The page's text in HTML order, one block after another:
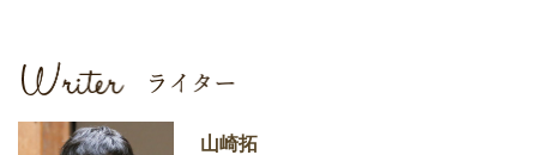
山崎拓